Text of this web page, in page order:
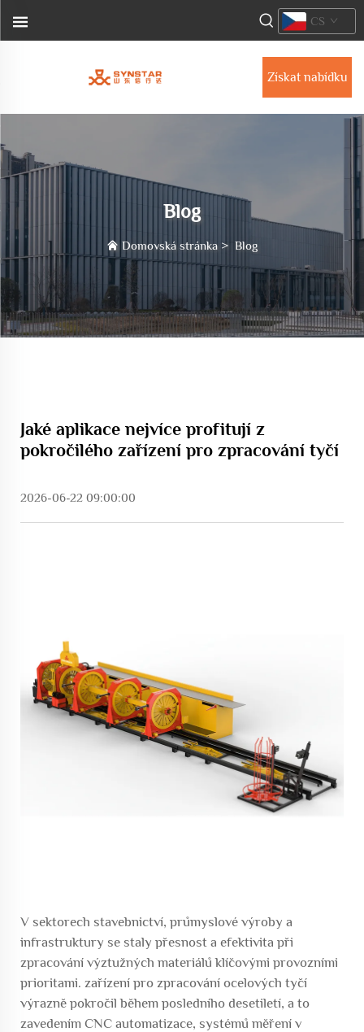
Získat nabídku
CS
Blog
Domovská stránka > Blog
Jaké aplikace nejvíce profitují z
pokročilého zařízení pro zpracování tyčí
2026-06-22 09:00:00
V sektorech stavebnictví, průmyslové výroby a
infrastruktury se staly přesnost a efektivita při
zpracování výztužných materiálů klíčovými provozními
prioritami. zařízení pro zpracování ocelových tyčí
výrazně pokročil během posledního desetiletí, a to
zavedením CNC automatizace, systémů měření v